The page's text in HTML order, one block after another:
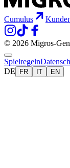
Cumulus
© 2026 Migros-
Spielregeln
DE
FR IT EN